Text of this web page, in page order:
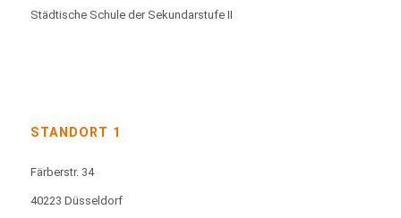
Städtische Schule der Sekundarstufe II
STANDORT 1
Färberstr. 34
40223 Düsseldorf